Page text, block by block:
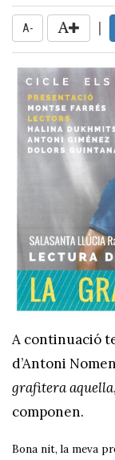
A- |
A continuació
d’Antoni
grafitera aquella
componen.
Bona nit, la meva